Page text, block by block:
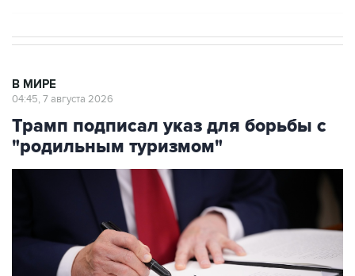
В МИРЕ
04:45, 7 августа 2026
Трамп подписал указ для борьбы с
"родильным туризмом"